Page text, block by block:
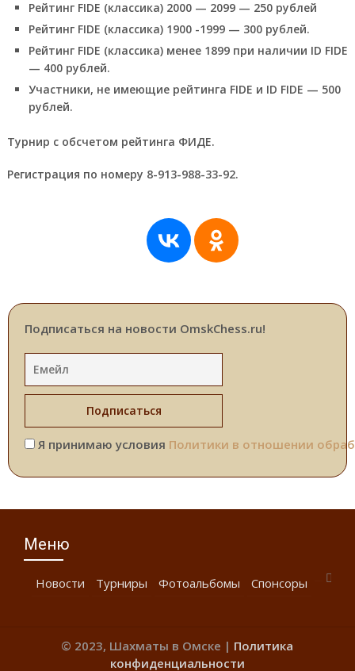
Рейтинг FIDE (классика) 2000 — 2099 — 250 рублей
Рейтинг FIDE (классика) 1900 -1999 — 300 рублей.
Рейтинг FIDE (классика) менее 1899 при наличии ID FIDE
— 400 рублей.
Участники, не имеющие рейтинга FIDE и ID FIDE — 500
рублей.
Турнир с обсчетом рейтинга ФИДЕ.
Регистрация по номеру 8-913-988-33-92.
Подписаться на новости OmskChess.ru!
Я принимаю условия Политики в отношении
Меню
Новости Турниры Фотоальбомы Спонсоры
© 2023, Шахматы в Омске | Политика
конфиденциальности